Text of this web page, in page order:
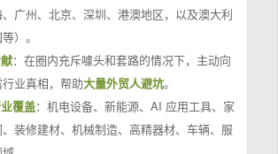
广州、北京、深圳、港澳地区，以及澳大利
）。
：在圈内充斥噱头和套路的情况下，主动向
业真相，帮助大量外贸人避坑。
覆盖：机电设备、新能源、AI 应用工具、家
装修建材、机械制造、高精器材、车辆、服